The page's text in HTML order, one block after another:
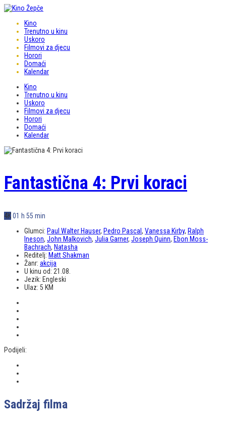
Kino
Trenutno u kinu
Uskoro
Filmovi za djecu
Horori
Domaći
Kalendar
Kino
Trenutno u kinu
Uskoro
Filmovi za djecu
Horori
Domaći
Kalendar
Fantastična 4: Prvi koraci
4K01 h 55 min
Glumci: Paul Walter Hauser, Pedro Pascal , Vanessa Kirby, Ralph
Ineson, John Malkovich, Julia Garner, Joseph Quinn, Ebon Moss-
Bachrach, Natasha
Reditelj: Matt Shakman
Žanr: akcija
U kinu od: 21.08.
Jezik: Engleski
Ulaz: 5 KM
Podijeli:
Sadržaj filma